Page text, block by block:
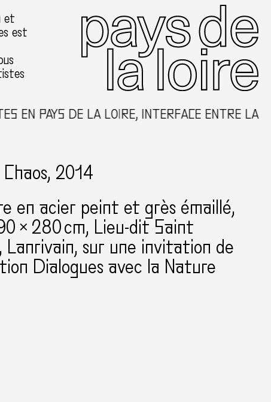
et
est
PAYS DE LA LOIRE, INTERFACE ENTRE LA
2014
en acier peint et grès émaillé
× 280 cm Lieu-dit Saint
Lanrivain sur une invitation de
Dialogues avec la Nature